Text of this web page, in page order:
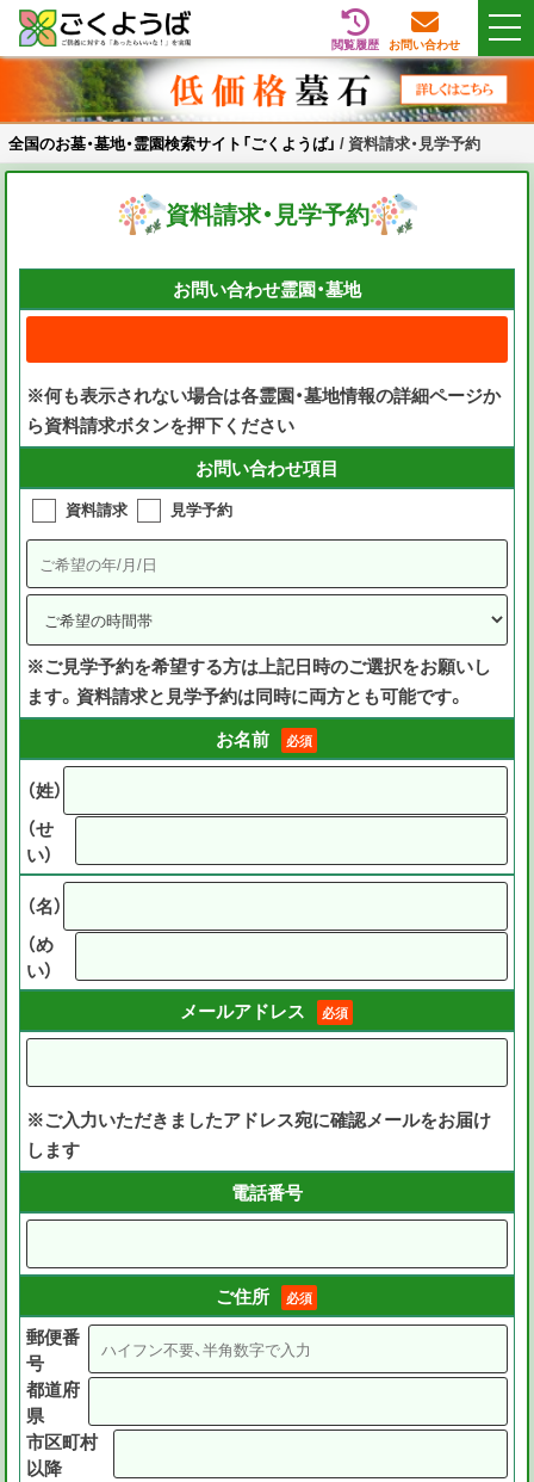
Skip
content
全国のお墓・墓地・霊園検索サイト「ごくようば」
ご供養をもっと身近に
閲覧履歴 お問い合わせ
全国のお墓・墓地・霊園検索サイト「ごくようば」 / 資料請求・見学予約
資料請求・見学予約
お問い合わせ霊園・墓地
※何も表示されない場合は各霊園・墓地情報の詳細ページか
ら資料請求ボタンを押下ください
お問い合わせ項目
資料請求 見学予約
※ご見学予約を希望する方は上記日時のご選択をお願いし
ます。資料請求と見学予約は同時に両方とも可能です。
お名前
必須
（姓）
（せ
い）
（名）
（め
い）
メールアドレス
必須
※ご入力いただきましたアドレス宛に確認メールをお届け
します
電話番号
ご住所 必須
郵便番
号
都道府
県
市区町村
以降